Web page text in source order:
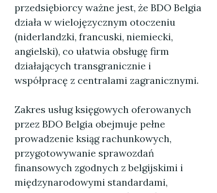
przedsiębiorcy ważne jest, że BDO Belgia
działa w wielojęzycznym otoczeniu
(niderlandzki, francuski, niemiecki,
angielski), co ułatwia obsługę firm
działających transgranicznie i
współpracę z centralami zagranicznymi.
Zakres usług księgowych oferowanych
przez BDO Belgia obejmuje pełne
prowadzenie ksiąg rachunkowych,
przygotowywanie sprawozdań
finansowych zgodnych z belgijskimi i
międzynarodowymi standardami,